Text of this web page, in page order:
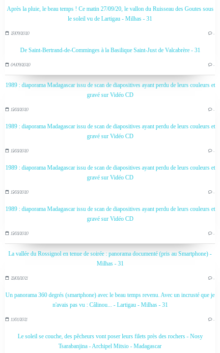
Après la pluie, le beau temps ! Ce matin 27/09/20, le vallon du Ruisseau des Goutes sous
le soleil vu de Lartigau - Milhas - 31
27/09/2020 …
De Saint-Bertrand-de-Comminges à la Basilique Saint-Just de Valcabrère - 31
04/09/2020 …
1989 : diaporama Madagascar issu de scan de diapositives ayant perdu de leurs couleurs et
gravé sur Vidéo CD
15/03/2020 …
1989 : diaporama Madagascar issu de scan de diapositives ayant perdu de leurs couleurs et
gravé sur Vidéo CD
15/03/2020 …
1989 : diaporama Madagascar issu de scan de diapositives ayant perdu de leurs couleurs et
gravé sur Vidéo CD
15/03/2020 …
1989 : diaporama Madagascar issu de scan de diapositives ayant perdu de leurs couleurs et
gravé sur Vidéo CD
15/03/2020 …
La vallée du Rossignol en tenue de soirée : panorama documenté (pris au Smartphone) -
Milhas - 31
23/03/2021 …
Un panorama 360 degrés (smartphone) avec le beau temps revenu. Avec un incrusté que je
n'avais pas vu : Câlinou... - Lartigau - Milhas - 31
11/01/2021 …
Le soleil se couche, des pêcheurs vont poser leurs filets près des rochers - Nosy
Tsarabanjina - Archipel Mitsio - Madagascar